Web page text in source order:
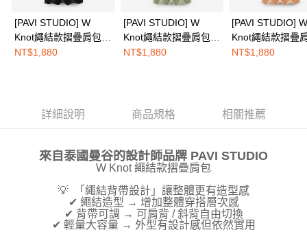
權轉讓予恩沛科技股份有限公司。
２．關於個人資料處理事宜，請瀏覽以下網址：
https://aftee.tw/terms/#terms3
３．未成年的使用者請事先徵得法定代理人或監護人之同意方可使用
「AFTEE先享後付」，若未經同意申辦者引起之損失，本公司不負相關責
５．嚴禁一人註冊多個帳號或使用他人資訊註冊。若發現惡意使用之情形，
EASY SHOP門市速取
免運費
[PAVI STUDIO] W
Knot繩結款摺疊肩包-
黑色
NT$1,880
[PAVI STUDIO] W
Knot繩結款摺疊肩包-
薄荷色
NT$1,880
[PAVI STUDIO] W
Knot繩結款摺疊
榛果拿鐵
NT$1,880
詳細說明 商品規格 相關推薦
來自泰國曼谷的設計師品牌 PAVI STUDIO
W Knot 繩結款摺疊肩包
💡 「繩結背帶設計」讓整體更有造型感
✔ 繩結造型 → 增加整體穿搭層次感
✔ 背帶可調 → 可肩背 / 斜背自由切換
✔ 輕量大容量 → 外型有設計感但依然實用